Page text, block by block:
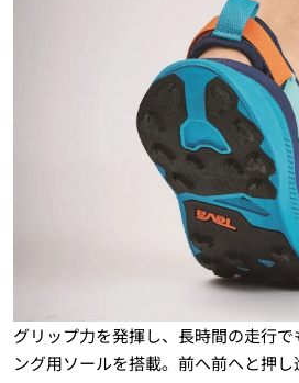
グリップ力を発揮し、長時間の走行
ング用ソールを搭載。前へ前へと押し